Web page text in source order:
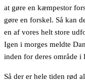
at gøre en kæmpestor
gøre en forskel. Så kan
en af vores helt store
Igen i morges meldte
inden for deres område i
Så der er hele tiden rød